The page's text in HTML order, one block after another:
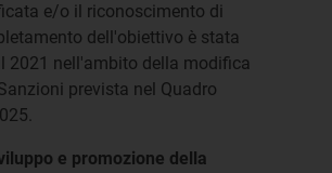
e/o il riconoscimento di
dell'obiettivo è stata
2021 nell'ambito della modifica
prevista nel Quadro
e promozione della